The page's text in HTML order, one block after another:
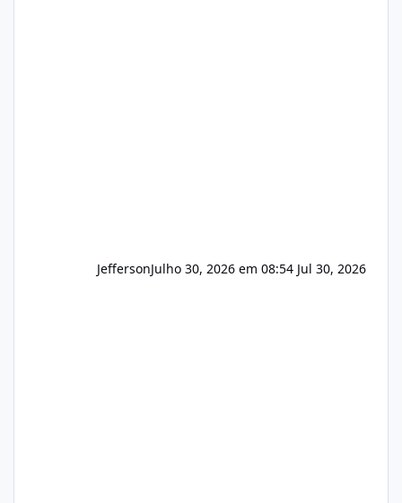
JeffersonJulho 30, 2026 em 08:54 Jul 30, 2026